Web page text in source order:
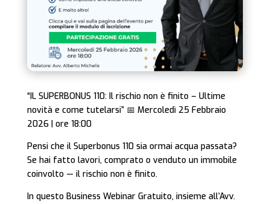
“IL SUPERBONUS 110: Il rischio non è finito – Ultime
novità e come tutelarsi” 📅 Mercoledì 25 Febbraio
2026 | ore 18:00
Pensi che il Superbonus 110 sia ormai acqua passata?
Se hai fatto lavori, comprato o venduto un immobile
coinvolto — il rischio non è finito.
In questo Business Webinar Gratuito, insieme all’Avv.